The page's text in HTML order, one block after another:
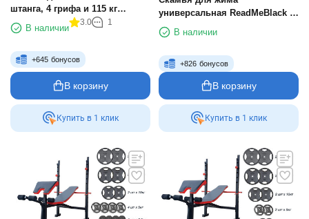
штанга, 4 грифа и 115 кг
дисков
В наличии
3.0 1
+645 бонусов
В корзину
Купить в 1 клик
универсальная ReadMeBlack +
штанга с металлическими
дисками 75 кг RN-Sport
В наличии
+826 бонусов
В корзину
Купить в 1 клик